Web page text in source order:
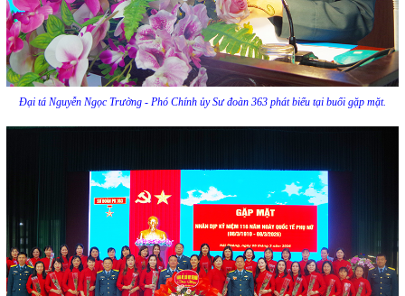
Đại tá Nguyễn Ngọc Trường - Phó Chính ủy Sư đoàn 363 phát biểu tại buổi gặp mặt.